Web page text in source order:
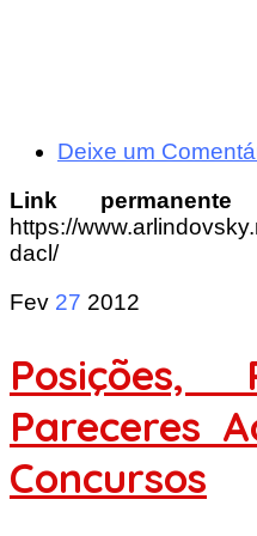
Deixe um
Link
https://
dacl/
Fev 27 2012
Posições,
Pareceres
Concursos